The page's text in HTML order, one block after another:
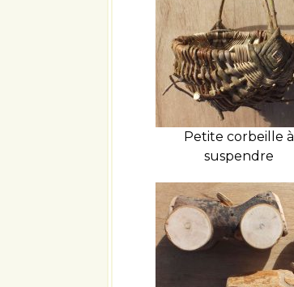
Petite corbeille à
suspendre